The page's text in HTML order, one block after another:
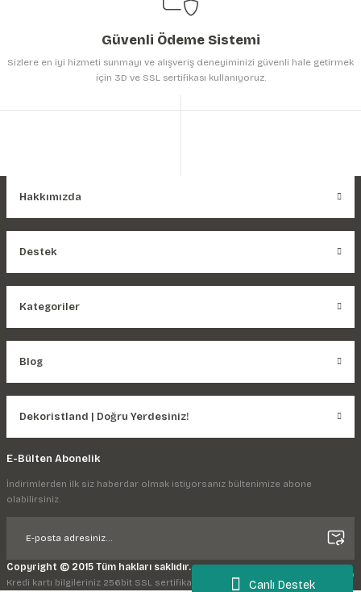
Canlı Destek
Güvenli Ödeme Sistemi
Sizlere en iyi hizmeti sunmayı ve alışveriş deneyiminizi güvenli hale getirmek
için 3D ve SSL sertifikası kullanıyoruz.
Hakkımızda
Destek
Kategoriler
Blog
Dekoristland | Doğru Yerdesiniz!
E-Bülten Abonelik
İndirimlerden ilk siz haberdar olmak istiyorsanız bültenimize abone
olabilirsiniz.
Copyright © 2015 Tüm hakları saklıdır.
Kredi kartı bilgileriniz 256bit SSL sertifikası ile korunmaktadır.